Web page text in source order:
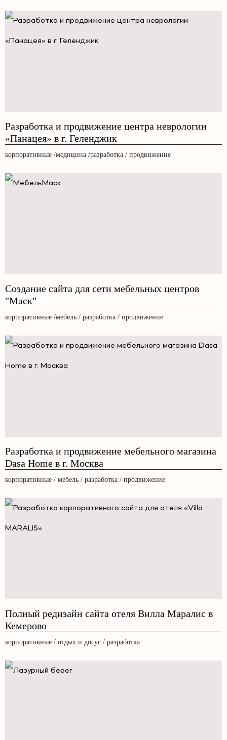
Разработка и продвижение центра неврологии
«Панацея» в г. Геленджик
корпоративные /медицина /разработка / продвижение
Создание сайта для сети мебельных центров
"Маск"
корпоративные /мебель / разработка / продвижение
Разработка и продвижение мебельного магазина
Dasa Home в г. Москва
корпоративные / мебель / разработка / продвижение
Полный редизайн сайта отеля Вилла Маралис в
Кемерово
корпоративные / отдых и досуг / разработка